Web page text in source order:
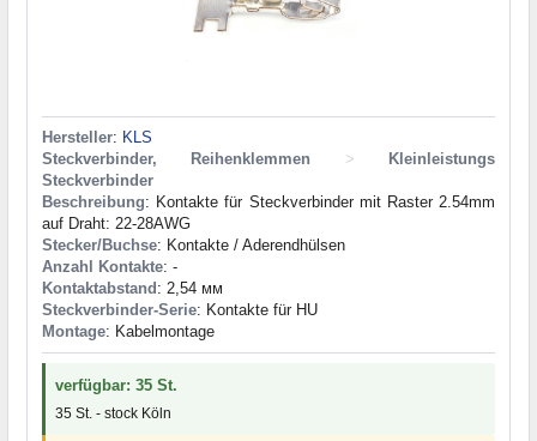
Hersteller: KLS
Steckverbinder, Reihenklemmen
>
Kleinleistungs
Steckverbinder
Beschreibung: Kontakte für Steckverbinder mit Raster 2.54mm
auf Draht: 22-28AWG
Stecker/Buchse: Kontakte / Aderendhülsen
Anzahl Kontakte: -
Kontaktabstand : 2,54 мм
Steckverbinder-Serie: Kontakte für HU
Montage: Kabelmontage
verfügbar: 35 St.
35 St. - stock Köln